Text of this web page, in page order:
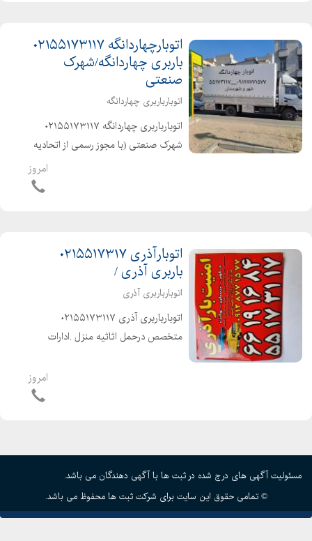
اتوبارچهاردانگه ۰۲۱۵۵۱۷۳۱۱۷
باربری چهاردانگه/شهرک
صنعتی
اتوبارباربری چهاردانگه
اتوبارباربری چهاردانگه ۰۲۱۵۵۱۷۳۱۱۷
شهرک صنعتی (با مجوز رسمی از اتحادیه
باربری ) متخصص درحمل اثاثیه منزلامروز
اتوبارآذری ۰۲۱۵۵۱۷۳۱۷
باربری آذری /
اتوبارباربری آذری
اتوبارباربری آذری ۰۲۱۵۵۱۷۳۱۱۷
متخصص درحمل اثاثیه منزل .ادارات
شهرو شهرستان کاررا به کاردان بسپاریدامروز
مسئولیت آگهی های درج شده در ثبت ها با آگهی دهندگان می باشد.
© تمامی حقوق این سایت برای شرکت ثبت ها محفوظ می باشد.